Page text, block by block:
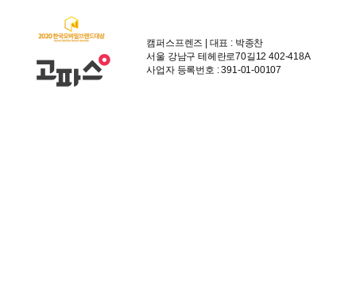
캠퍼스프렌즈 | 대표 : 박종찬
서울 강남구 테헤란로70길12 402-418A
사업자 등록번호 : 391-01-00107